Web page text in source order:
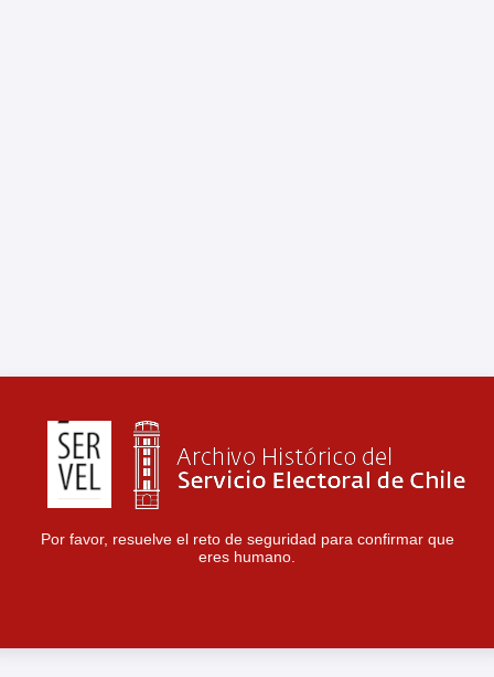
Por favor, resuelve el reto de seguridad para confirmar que
eres humano.